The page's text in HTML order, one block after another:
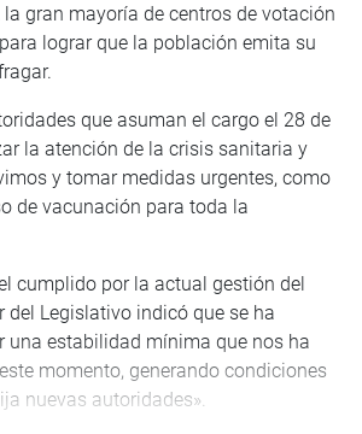
la gran mayoría de centros de votación
lograr que la población emita su
que asuman el cargo el 28 de
la atención de la crisis sanitaria y
y tomar medidas urgentes, como
de vacunación para toda la
cumplido por la actual gestión del
del Legislativo indicó que se ha
una estabilidad mínima que nos ha
momento, generando condiciones
nuevas autoridades».